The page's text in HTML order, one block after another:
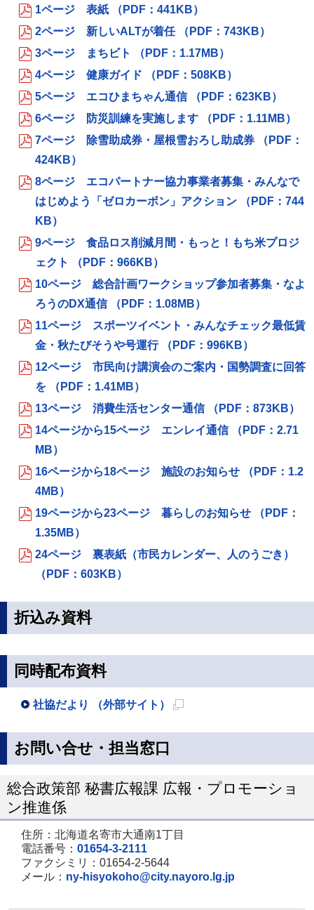
1ページ 表紙 （PDF：441KB）
2ページ 新しいALTが着任 （PDF：743KB）
3ページ まちビト （PDF：1.17MB）
4ページ 健康ガイド （PDF：508KB）
5ページ エコひまちゃん通信 （PDF：623KB）
6ページ 防災訓練を実施します （PDF：1.11MB）
7ページ 除雪助成券・屋根雪おろし助成券 （PDF：
424KB）
8ページ エコパートナー協力事業者募集・みんなで
はじめよう「ゼロカーボン」アクション （PDF：744
KB）
9ページ 食品ロス削減月間・もっと！もち米プロジ
ェクト （PDF：966KB）
10ページ 総合計画ワークショップ参加者募集・なよ
ろうのDX通信 （PDF：1.08MB）
11ページ スポーツイベント・みんなチェック最低賃
金・秋たびそうや号運行 （PDF：996KB）
12ページ 市民向け講演会のご案内・国勢調査に回答
を （PDF：1.41MB）
13ページ 消費生活センター通信 （PDF：873KB）
14ページから15ページ エンレイ通信 （PDF：2.71
MB）
16ページから18ページ 施設のお知らせ （PDF：1.2
4MB）
19ページから23ページ 暮らしのお知らせ （PDF：
1.35MB）
24ページ 裏表紙（市民カレンダー、人のうごき）
（PDF：603KB）
折込み資料
同時配布資料
社協だより （外部サイト）
ー
ジ
で
開
ま
お問い合せ・担当窓口
総合政策部 秘書広報課 広報・プロモーショ
ン推進係
住所：北海道名寄市大通南1丁目
電話番号： 01654-3-2111
ファクシミリ：01654-2-5644
メール： ny-hisyokoho@city.nayoro.lg.jp